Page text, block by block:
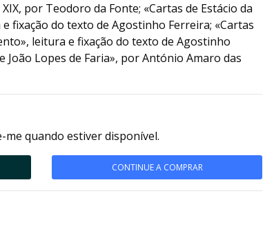
por Teodoro da Fonte; «Cartas de Estácio da
fixação do texto de Agostinho Ferreira; «Cartas
leitura e fixação do texto de Agostinho
João Lopes de Faria», por António Amaro das
me quando estiver disponível.
CONTINUE A COMPRAR